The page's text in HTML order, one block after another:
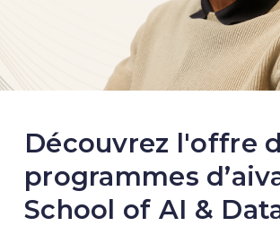
Découvrez l'offre
programmes
School of AI &